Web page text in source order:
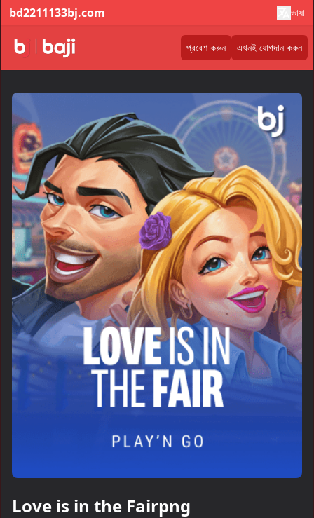
bd2211133bj.com ভাষা
প্রবেশ করুন এখনই যোগদান করুন
▶
Love is in the Fairpng